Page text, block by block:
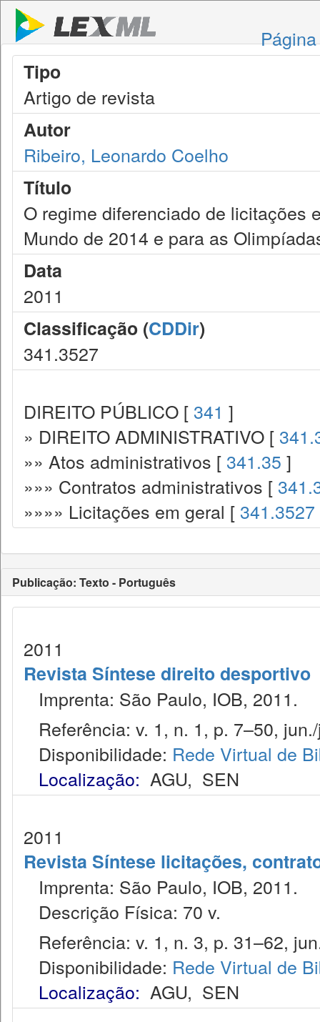
Tipo
Artigo de revista
Autor
Ribeiro, Leonardo Coelho
Título
O regime diferenciado de licitações
Mundo de 2014 e para as
Data
2011
Classificação (CDDir)
341.3527
DIREITO PÚBLICO [ 341 ]
» DIREITO ADMINISTRATIVO [
»» Atos administrativos [ 341.35 ]
»»» Contratos administrativos [
»»»» Licitações em geral [ 341.3527
Publicação: Texto - Português
2011
Revista Síntese direito desportivo
Imprenta: São Paulo, IOB, 2011.
Referência: v. 1, n. 1, p. 7–50,
Disponibilidade: Rede Virtual de
Localização: AGU, SEN
2011
Revista Síntese licitações,
Imprenta: São Paulo, IOB, 2011.
Descrição Física: 70 v.
Referência: v. 1, n. 3, p. 31–62,
Disponibilidade: Rede Virtual de
Localização: AGU, SEN